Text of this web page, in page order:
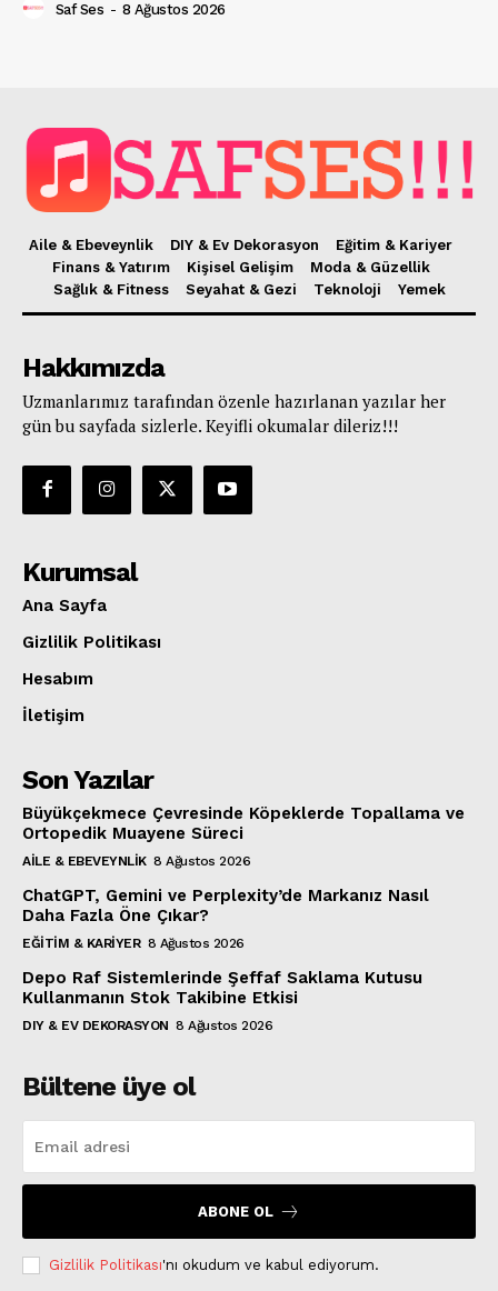
Saf Ses - 8 Ağustos 2026
Aile & Ebeveynlik DIY & Ev Dekorasyon
Eğitim & Kariyer
Finans & Yatırım
Kişisel Gelişim
Moda & Güzellik
Sağlık & Fitness
Seyahat & Gezi Teknoloji Yemek
Hakkımızda
Uzmanlarımız tarafından özenle hazırlanan yazılar her
gün bu sayfada sizlerle. Keyifli okumalar dileriz!!!
Kurumsal
Ana Sayfa
Gizlilik Politikası
Hesabım
İletişim
Son Yazılar
Büyükçekmece Çevresinde Köpeklerde Topallama ve
Ortopedik Muayene Süreci
AILE & EBEVEYNLIK 8 Ağustos 2026
ChatGPT, Gemini ve Perplexity’de Markanız Nasıl
Daha Fazla Öne Çıkar?
EĞITIM & KARIYER 8 Ağustos 2026
Depo Raf Sistemlerinde Şeffaf Saklama Kutusu
Kullanmanın Stok Takibine Etkisi
DIY & EV DEKORASYON 8 Ağustos 2026
Bültene üye ol
ABONE OL
Gizlilik Politikası'nı okudum ve kabul ediyorum.